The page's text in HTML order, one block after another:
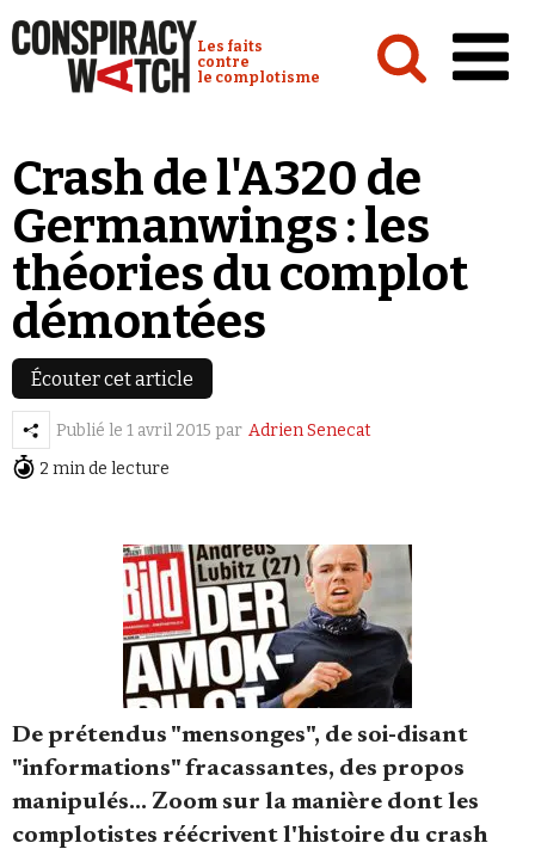
Conspiracy Watch :
Les faits
contre
le complotisme
Analyses
Conspipédia
Vidéos
Émissions
Revues de presse
Faire un don
Crash de l'A320 de
Germanwings : les
théories du complot
démontées
Écouter cet article
Publié le 1 avril 2015 par Adrien Senecat
2 min de lecture
De prétendus "mensonges", de soi-disant
"informations" fracassantes, des propos
manipulés... Zoom sur la manière dont les
complotistes réécrivent l'histoire du crash